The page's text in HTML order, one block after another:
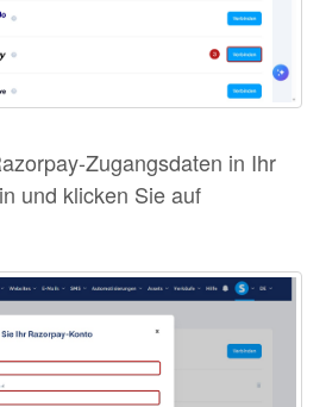
Zugangsdaten in Ihr
und klicken Sie auf